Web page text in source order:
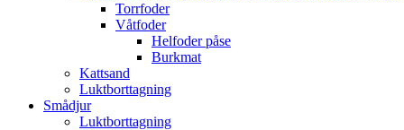
Torrfoder
Våtfoder
Helfoder påse
Burkmat
Kattsand
Luktborttagning
Smådjur
Luktborttagning